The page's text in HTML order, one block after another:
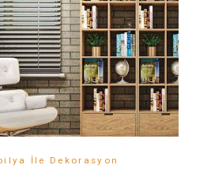
İle Dekorasyon